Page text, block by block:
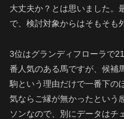
大丈夫か？とは思いました。
で、検討対象からはそもそも
3位はグランディフローラで
番人気のある馬ですが、候補
駒という理由だけで一番下の
気ならご縁が無かったという
ソンなので、別にデータはチ